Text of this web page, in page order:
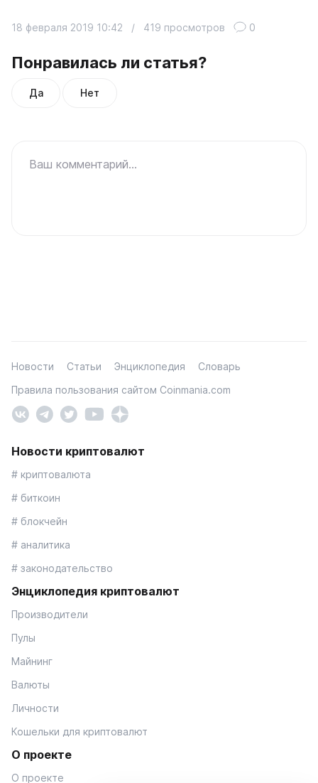
Понравилась ли статья?
Да Нет
18 февраля 2019 10:42 / 419 просмотров 0
Ваш комментарий...
Новости Статьи Энциклопедия
Словарь
Правила пользования сайтом Coinmania.com
Новости криптовалют
# криптовалюта
# биткоин
# блокчейн
# аналитика
# законодательство
Энциклопедия криптовалют
Производители
Пулы
Майнинг
Валюты
Личности
Кошельки для криптовалют
О проекте
О проекте